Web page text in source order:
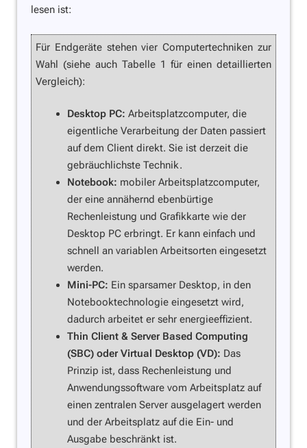
lesen ist:
Für Endgeräte stehen vier Computertechniken zur
Wahl (siehe auch Tabelle 1 für einen detaillierten
Vergleich):
Desktop PC: Arbeitsplatzcomputer, die
eigentliche Verarbeitung der Daten passiert
auf dem Client direkt. Sie ist derzeit die
gebräuchlichste Technik.
Notebook: mobiler Arbeitsplatzcomputer,
der eine annähernd ebenbürtige
Rechenleistung und Grafikkarte wie der
Desktop PC erbringt. Er kann einfach und
schnell an variablen Arbeitsorten eingesetzt
werden.
Mini-PC: Ein sparsamer Desktop, in den
Notebooktechnologie eingesetzt wird,
dadurch arbeitet er sehr energieeffizient.
Thin Client & Server Based Computing
(SBC) oder Virtual Desktop (VD): Das
Prinzip ist, dass Rechenleistung und
Anwendungssoftware vom Arbeitsplatz auf
einen zentralen Server ausgelagert werden
und der Arbeitsplatz auf die Ein- und
Ausgabe beschränkt ist.